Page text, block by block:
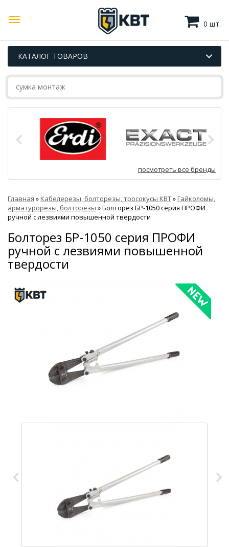
0 шт.
КАТАЛОГ ТОВАРОВ
посмотреть все бренды
Главная »Кабелерезы, болторезы, тросокусы КВТ»Гайколомы,
арматурорезы, болторезы »Болторез БР-1050 серия ПРОФИ
ручной с лезвиями повышенной твердости
Болторез БР-1050 серия ПРОФИ
ручной с лезвиями повышенной
твердости